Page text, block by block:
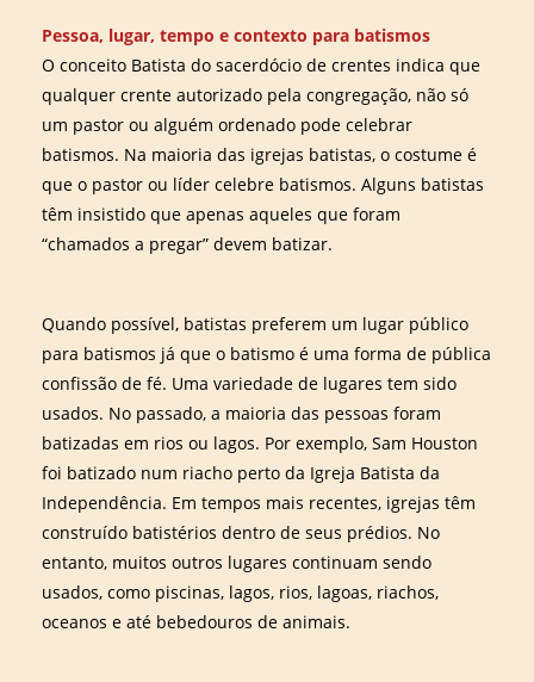
Pessoa, lugar, tempo e contexto para batismos
O conceito Batista do sacerdócio de crentes indica que
qualquer crente autorizado pela congregação, não só
um pastor ou alguém ordenado pode celebrar
batismos. Na maioria das igrejas batistas, o costume é
que o pastor ou líder celebre batismos. Alguns batistas
têm insistido que apenas aqueles que foram
“chamados a pregar” devem batizar.
Quando possível, batistas preferem um lugar público
para batismos já que o batismo é uma forma de pública
confissão de fé. Uma variedade de lugares tem sido
usados. No passado, a maioria das pessoas foram
batizadas em rios ou lagos. Por exemplo, Sam Houston
foi batizado num riacho perto da Igreja Batista da
Independência. Em tempos mais recentes, igrejas têm
construído batistérios dentro de seus prédios. No
entanto, muitos outros lugares continuam sendo
usados, como piscinas, lagos, rios, lagoas, riachos,
oceanos e até bebedouros de animais.